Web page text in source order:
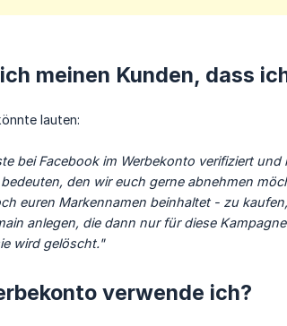
meinen Kunden, dass
lauten:
bei Facebook im Werbekonto verifiziert
den wir euch gerne abnehmen
euren Markennamen beinhaltet - zu
anlegen, die dann nur für diese
wird gelöscht."
verwende ich?